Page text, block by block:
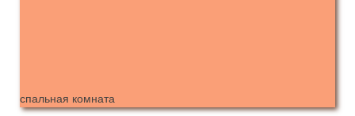
спальная комната